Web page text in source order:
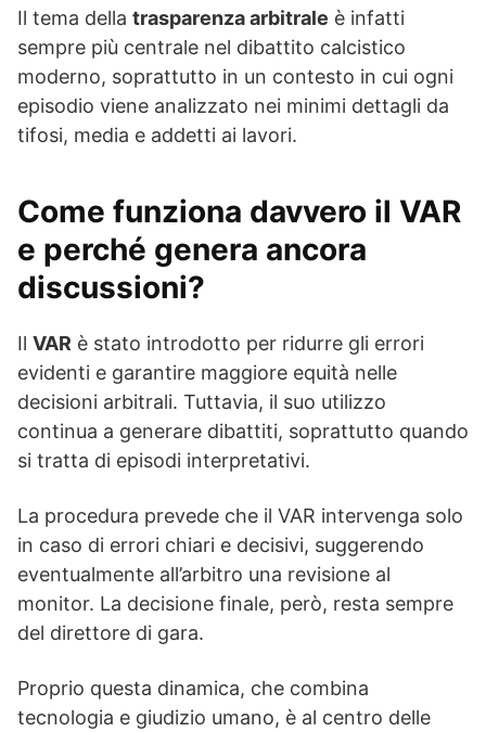
Il tema della trasparenza arbitrale è infatti
sempre più centrale nel dibattito calcistico
moderno, soprattutto in un contesto in cui ogni
episodio viene analizzato nei minimi dettagli da
tifosi, media e addetti ai lavori.
Come funziona davvero il VAR
e perché genera ancora
discussioni?
Il VAR è stato introdotto per ridurre gli errori
evidenti e garantire maggiore equità nelle
decisioni arbitrali. Tuttavia, il suo utilizzo
continua a generare dibattiti, soprattutto quando
si tratta di episodi interpretativi.
La procedura prevede che il VAR intervenga solo
in caso di errori chiari e decisivi, suggerendo
eventualmente all’arbitro una revisione al
monitor. La decisione finale, però, resta sempre
del direttore di gara.
Proprio questa dinamica, che combina
tecnologia e giudizio umano, è al centro delle